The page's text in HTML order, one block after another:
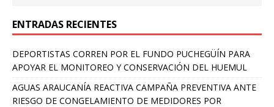
ENTRADAS RECIENTES
DEPORTISTAS CORREN POR EL FUNDO PUCHEGÜÍN PARA
APOYAR EL MONITOREO Y CONSERVACIÓN DEL HUEMUL
AGUAS ARAUCANÍA REACTIVA CAMPAÑA PREVENTIVA ANTE
RIESGO DE CONGELAMIENTO DE MEDIDORES POR